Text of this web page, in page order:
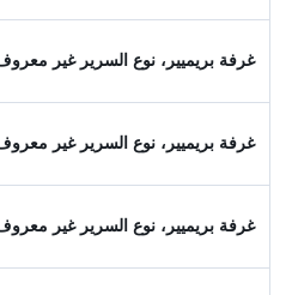
غرفة بريميير، نوع السرير غير
غرفة بريميير، نوع السرير غير
غرفة بريميير، نوع السرير غير